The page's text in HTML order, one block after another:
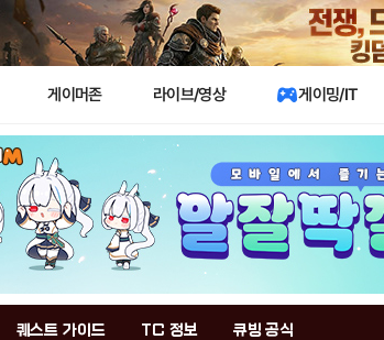
게이머존 라이브/영상 게이밍/IT
퀘스트 가이드 TC 정보 큐빙 공식